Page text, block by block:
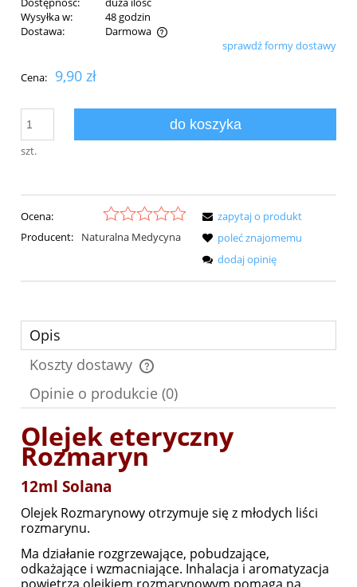
Wysyłka w:
48 godzin
Dostawa:
Darmowa
Cena nie zawiera ewentualnych kosztów płatnościsprawdź formy dostawy
Cena: 9,90 zł
szt.
do koszyka
Ocena:
Producent:
Naturalna Medycyna
zapytaj o produkt
poleć znajomemu
dodaj opinię
Opis
Koszty dostawy
Cena nie zawiera ewentualnych kosztów płatności
Opinie o produkcie (0)
Olejek eteryczny
Rozmaryn
12ml Solana
Olejek Rozmarynowy otrzymuje się z młodych liści
rozmarynu.
Ma działanie rozgrzewające, pobudzające,
odkażające i wzmacniające. Inhalacja i aromatyzacja